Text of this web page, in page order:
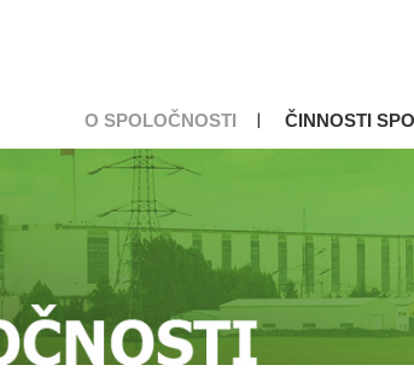
O SPOLOČNOSTI ČINNOSTI